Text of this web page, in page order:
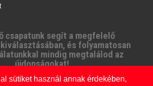
csapatunk segít a megfelelő
és folyamatosan
mindig megtalálod az
újdonságokat!
sütiket használ annak érdekében,